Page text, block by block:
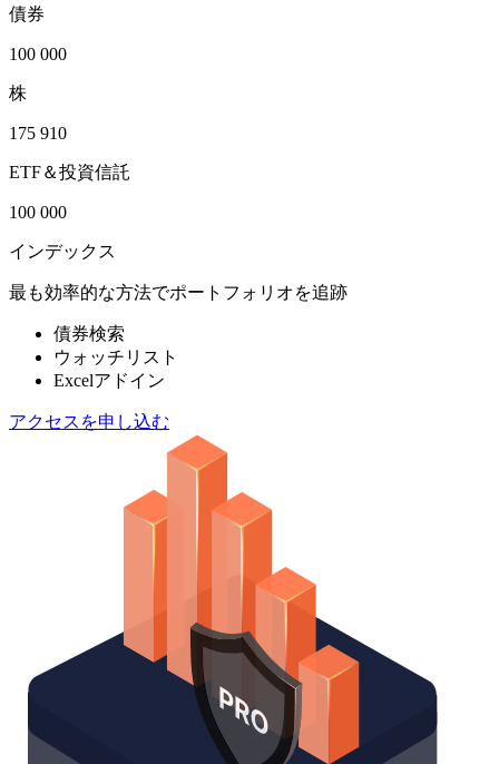
債券
100 000
株
175 910
ETF＆投資信託
100 000
インデックス
最も効率的な方法でポートフォリオを追跡
債券検索
ウォッチリスト
Excelアドイン
アクセスを申し込む